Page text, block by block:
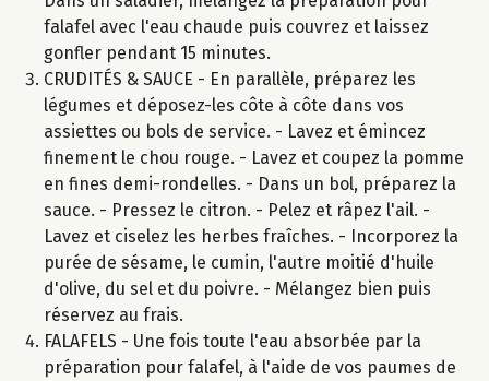
falafel avec l'eau chaude puis couvrez et laissez
gonfler pendant 15 minutes.
CRUDITÉS & SAUCE - En parallèle, préparez les
légumes et déposez-les côte à côte dans vos
assiettes ou bols de service. - Lavez et émincez
finement le chou rouge. - Lavez et coupez la pomme
en fines demi-rondelles. - Dans un bol, préparez la
sauce. - Pressez le citron. - Pelez et râpez l'ail. -
Lavez et ciselez les herbes fraîches. - Incorporez la
purée de sésame, le cumin, l'autre moitié d'huile
d'olive, du sel et du poivre. - Mélangez bien puis
réservez au frais.
FALAFELS - Une fois toute l'eau absorbée par la
préparation pour falafel, à l'aide de vos paumes de